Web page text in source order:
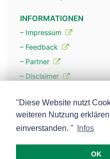
INFORMATIONEN
– Impressum
– Feedback
– Partner
– Disclaimer
– Werbung
– Mehr über unsere
"Diese Website nutzt
weiteren Nutzung
einverstanden. "
Infos
OK